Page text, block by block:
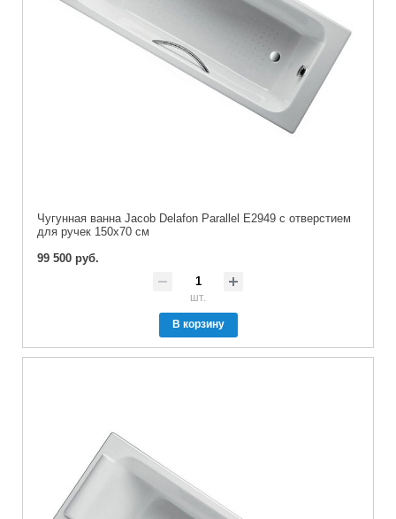
Чугунная ванна Jacob Delafon Parallel E2949 с отверстием
для ручек 150x70 см
99 500 руб.
шт.
В корзину